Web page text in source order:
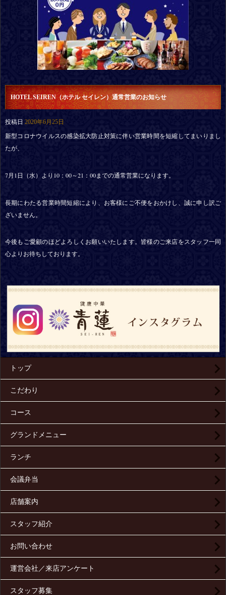
HOTEL SEIREN（ホテル セイレン）通常営業のお知らせ
投稿日 2020年6月25日
新型コロナウイルスの感染拡大防止対策に伴い営業時間を短縮してまいりまし
たが、
7月1日（水）より10：00～21：00までの通常営業になります。
長期にわたる営業時間短縮により、お客様にご不便をおかけし、誠に申し訳ご
ざいません。
今後もご愛顧のほどよろしくお願いいたします。皆様のご来店をスタッフ一同
心よりお待ちしております。
トップ
こだわり
コース
グランドメニュー
ランチ
会議弁当
店舗案内
スタッフ紹介
お問い合わせ
運営会社／来店アンケート
スタッフ募集